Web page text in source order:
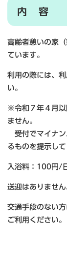
内 容
高齢者憩いの家
ています。
利用の際には、
い。
※令和７年４月
ません。
受付でマイナン
るものを提示して
入浴料：100円/
送迎はありません
交通手段のない方
ご利用ください。